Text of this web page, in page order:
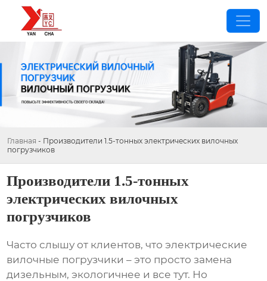
Главная - Производители 1.5-тонных электрических вилочных
погрузчиков
Производители 1.5-тонных
электрических вилочных
погрузчиков
Часто слышу от клиентов, чтоэлектрические
вилочные погрузчики – это просто замена
дизельным, экологичнее и все тут. Но